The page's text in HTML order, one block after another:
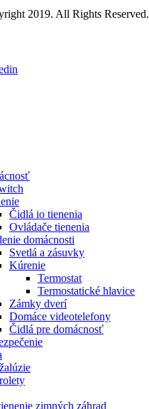
2019. All Rights Reserved.
Čidlá io tienenia
Ovládače tienenia
domácnosti
Svetlá a zásuvky
Kúrenie
Termostat
Termostatické hlavice
Zámky dverí
Domáce videotelefony
Čidlá pre domácnosť
zimných záhrad